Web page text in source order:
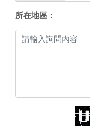
所在地區：